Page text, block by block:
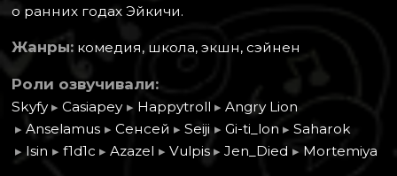
о ранних годах Эйкичи.
Жанры: комедия, школа, экшн, сэйнен
Роли озвучивали:
Skyfy ▸ Casiapey ▸ Happytroll ▸ Angry Lion
▸ Anselamus ▸ Сенсей ▸ Seiji ▸ Gi-ti_lon ▸ Saharok
▸ Isin ▸ f1d1c ▸ Azazel ▸ Vulpis ▸ Jen_Died ▸ Mortemiya